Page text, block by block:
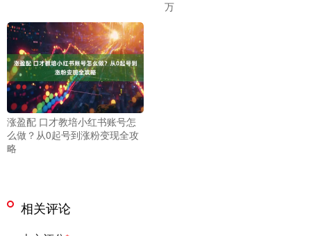
万
涨盈配 口才教培小红书账号怎
么做？从0起号到涨粉变现全攻
略
相关评论